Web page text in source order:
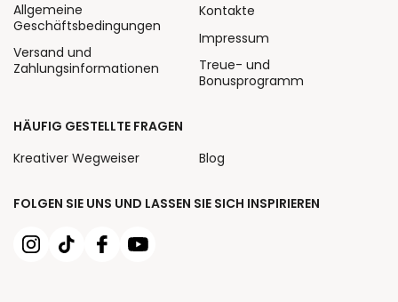
FOLGEN SIE UNS UND LASSEN SIE SICH INSPIRIEREN
Allgemeine
Geschäftsbedingungen
Versand und
Zahlungsinformationen
Kontakte
Impressum
Treue- und
Bonusprogramm
HÄUFIG GESTELLTE FRAGEN
Kreativer Wegweiser
Blog